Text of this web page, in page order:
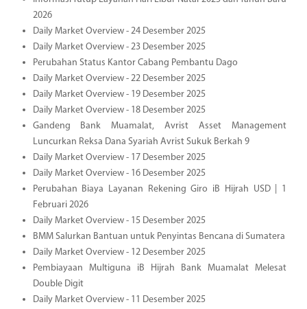
2026
Daily Market Overview - 24 Desember 2025
Daily Market Overview - 23 Desember 2025
Perubahan Status Kantor Cabang Pembantu Dago
Daily Market Overview - 22 Desember 2025
Daily Market Overview - 19 Desember 2025
Daily Market Overview - 18 Desember 2025
Gandeng Bank Muamalat, Avrist Asset Management
Luncurkan Reksa Dana Syariah Avrist Sukuk Berkah 9
Daily Market Overview - 17 Desember 2025
Daily Market Overview - 16 Desember 2025
Perubahan Biaya Layanan Rekening Giro iB Hijrah USD | 1
Februari 2026
Daily Market Overview - 15 Desember 2025
BMM Salurkan Bantuan untuk Penyintas Bencana di Sumatera
Daily Market Overview - 12 Desember 2025
Pembiayaan Multiguna iB Hijrah Bank Muamalat Melesat
Double Digit
Daily Market Overview - 11 Desember 2025